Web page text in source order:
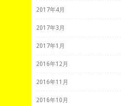
2017年4月
2017年3月
2017年1月
2016年12月
2016年11月
2016年10月